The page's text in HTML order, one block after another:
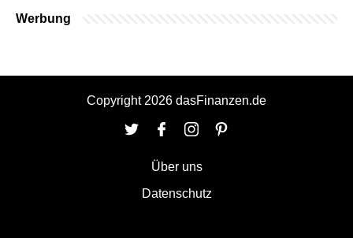
Werbung
Copyright 2026 dasFinanzen.de
Über uns
Datenschutz